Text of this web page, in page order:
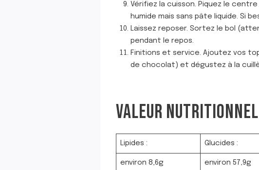
Vérifiez la cuisson. Piquez le
humide mais sans pâte liquide. Si
Laissez reposer. Sortez le bol
pendant le repos.
Finitions et service. Ajoutez vos
de chocolat) et dégustez à la
VALEUR
Lipides : Glucides :
environ 8,6g environ 57,9g